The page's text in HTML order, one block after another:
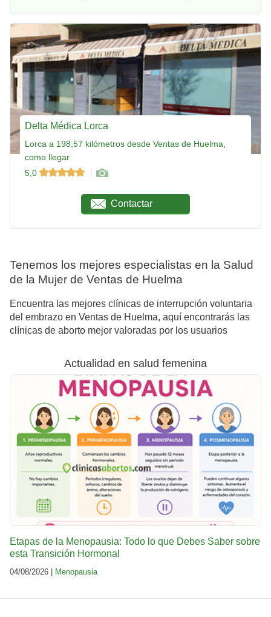
Delta Médica Lorca
Lorca a 198,57 kilómetros desde Ventas de Huelma,
como llegar
5,0
Contactar
Tenemos los mejores especialistas en la Salud
de la Mujer de Ventas de Huelma
Encuentra las mejores clínicas de interrupción voluntaria
del embrazo en Ventas de Huelma, aquí encontrarás las
clínicas de aborto mejor valoradas por los usuarios
Actualidad en salud femenina
Etapas de la Menopausia: Todo lo que Debes Saber sobre
esta Transición Hormonal
04/08/2026 | Menopausia